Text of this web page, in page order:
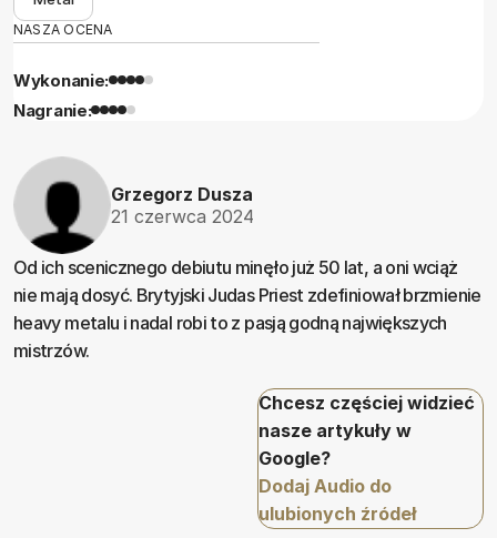
NASZA OCENA
Wykonanie:
Nagranie:
Grzegorz Dusza
21 czerwca 2024
Od ich scenicznego debiutu minęło już 50 lat, a oni wciąż
nie mają dosyć. Brytyjski Judas Priest zdefiniował brzmienie
heavy metalu i nadal robi to z pasją godną największych
mistrzów.
Chcesz częściej widzieć
nasze artykuły w
Google?
Dodaj Audio do
ulubionych źródeł